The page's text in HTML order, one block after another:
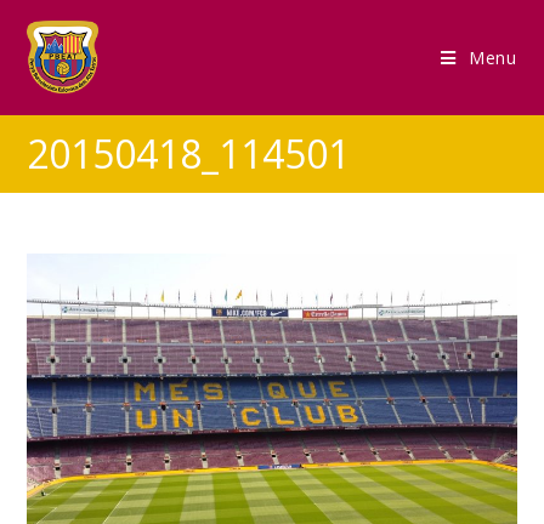
Menu
20150418_114501